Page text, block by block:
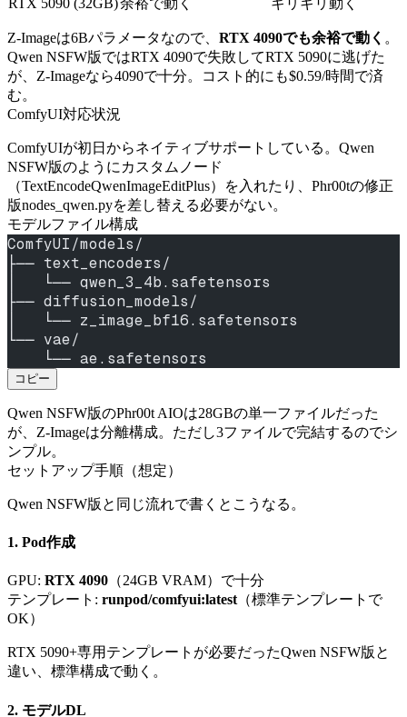
Z-Imageは6Bパラメータなので、 RTX 4090でも余裕で動く 。
Qwen NSFW版ではRTX 4090で失敗してRTX 5090に逃げた
が、Z-Imageなら4090で十分。コスト的にも$0.59/時間で済
む。
ComfyUI対応状況
ComfyUIが初日からネイティブサポートしている。Qwen
NSFW版のようにカスタムノード
（TextEncodeQwenImageEditPlus）を入れたり、Phr00tの修正
版nodes_qwen.pyを差し替える必要がない。
モデルファイル構成
ComfyUI/models/
├── text_encoders/
│   └── qwen_3_4b.safetensors
├── diffusion_models/
│   └── z_image_bf16.safetensors
└── vae/
    └── ae.safetensors
コピー
Qwen NSFW版のPhr00t AIOは28GBの単一ファイルだった
が、Z-Imageは分離構成。ただし3ファイルで完結するのでシ
ンプル。
セットアップ手順（想定）
Qwen NSFW版と同じ流れで書くとこうなる。
1. Pod作成
GPU: RTX 4090 （24GB VRAM）で十分
テンプレート: runpod/comfyui:latest （標準テンプレートで
OK）
RTX 5090+専用テンプレートが必要だったQwen NSFW版と
違い、標準構成で動く。
2. モデルDL